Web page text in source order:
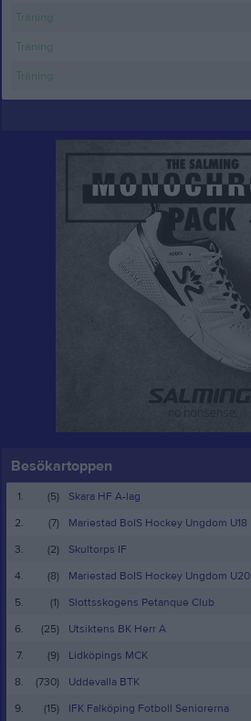
Träning
Träning
Träning
Besökartoppen
1. (5)
Skara HF A-lag
2.
(7)
Mariestad BoIS Hockey Ungdom U18
3.
(2)
Skultorps IF
4.
(8)
Mariestad BoIS Hockey Ungdom U20
5.
(1)
Slottsskogens Petanque Club
6.
(25)
Utsiktens BK Herr A
7.
(9)
Lidköpings MCK
8.
(730)
Uddevalla BTK
9.
(15) IFK Falköping Fotboll Seniorerna